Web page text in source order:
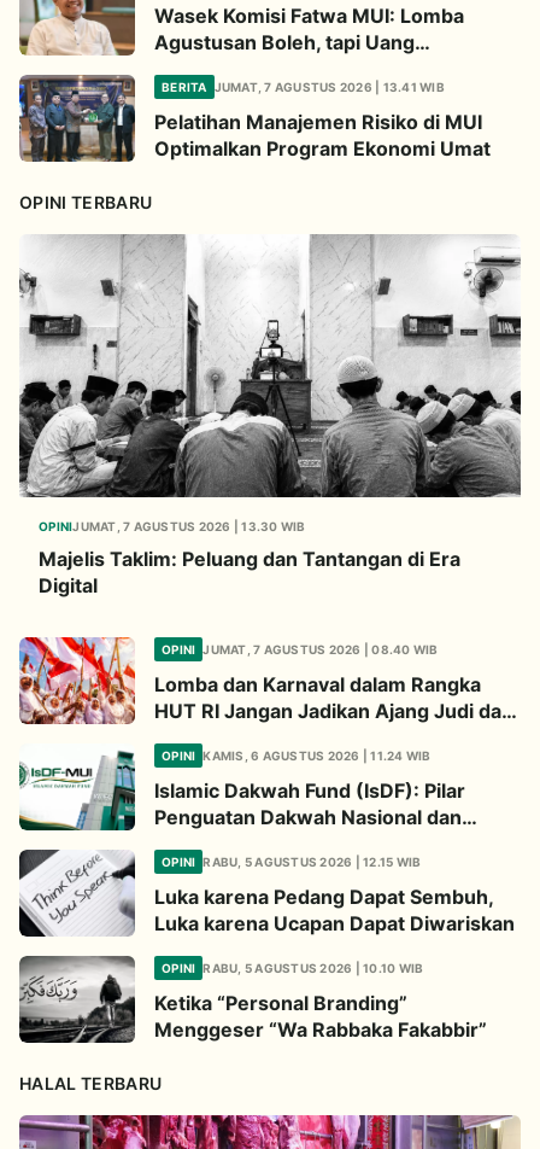
Wasek Komisi Fatwa MUI: Lomba
Agustusan Boleh, tapi Uang
Hukumnya
BERITA JUMAT, 7 AGUSTUS 2026 | 13.41 WIB
Pelatihan Manajemen Risiko di MUI
Optimalkan Program Ekonomi Umat
OPINI TERBARU
OPINIJUMAT, 7 AGUSTUS 2026 | 13.30 WIB
Majelis Taklim: Peluang dan Tantangan di Era
Digital
OPINI JUMAT, 7 AGUSTUS 2026 | 08.40 WIB
Lomba dan Karnaval dalam Rangka
HUT RI Jangan Jadikan Ajang Judi dan
Kampanye LGBT
OPINI KAMIS, 6 AGUSTUS 2026 | 11.24 WIB
Islamic Dakwah Fund (IsDF): Pilar
Penguatan Dakwah Nasional dan
Jembatan Kepedulian Umat Global
OPINI RABU, 5 AGUSTUS 2026 | 12.15 WIB
Luka karena Pedang Dapat Sembuh,
Luka karena Ucapan Dapat Diwariskan
OPINI RABU, 5 AGUSTUS 2026 | 10.10 WIB
Ketika “Personal Branding”
Menggeser “Wa Rabbaka Fakabbir”
HALAL TERBARU